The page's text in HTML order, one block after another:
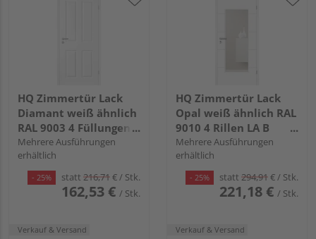
HQ Zimmertür Lack
Diamant weiß ähnlich
RAL 9003 4 Füllungen
TG Röhrenspan KK1
Mehrere Ausführungen
erhältlich
- 25% statt 216,71€/ Stk.
162,53 € / Stk.
Verkauf & Versand
HQ Zimmertür Lack
Opal weiß ähnlich RAL
9010 4 Rillen LA B
Röhrenspan KK1
Mehrere Ausführungen
erhältlich
- 25% statt 294,91€/ Stk.
221,18 € / Stk.
Verkauf & Versand